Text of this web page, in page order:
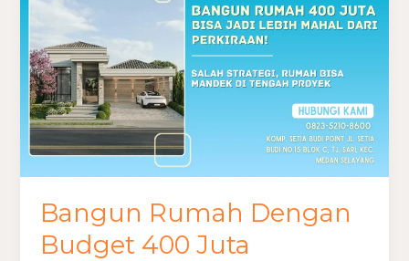
Bangun Rumah Dengan
Budget 400 Juta
Rumah
Dengan
Budget
400
Juta